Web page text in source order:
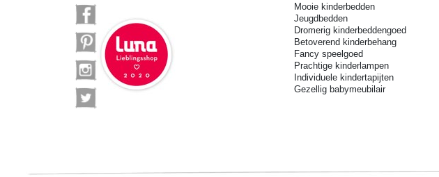
Mooie kinderbedden
Jeugdbedden
Dromerig kinderbeddengoed
Betoverend kinderbehang
Fancy speelgoed
Prachtige kinderlampen
Individuele kindertapijten
Gezellig babymeubilair